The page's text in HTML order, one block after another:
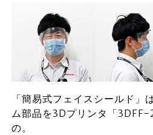
「簡易式フェイスシールド」
ム部品を3Dプリンタ「3DFF-
の。